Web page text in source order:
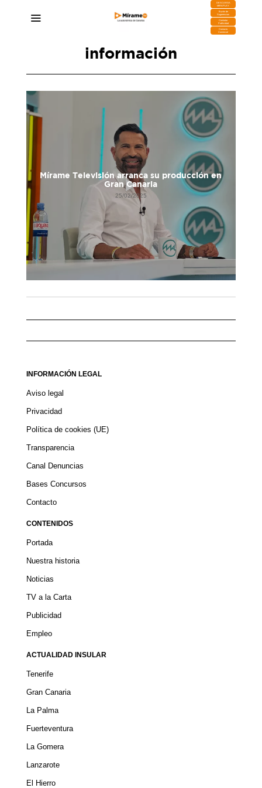
DESCARGA
MIRAPLAY
Buzón de
Sugerencias
Contratar
Publicidad
Contacto
Comercial
información
Mírame Televisión arranca su producción en
Gran Canaria
25/02/2025
INFORMACIÓN LEGAL
Aviso legal
Privacidad
Política de cookies (UE)
Transparencia
Canal Denuncias
Bases Concursos
Contacto
CONTENIDOS
Portada
Nuestra historia
Noticias
TV a la Carta
Publicidad
Empleo
ACTUALIDAD INSULAR
Tenerife
Gran Canaria
La Palma
Fuerteventura
La Gomera
Lanzarote
El Hierro